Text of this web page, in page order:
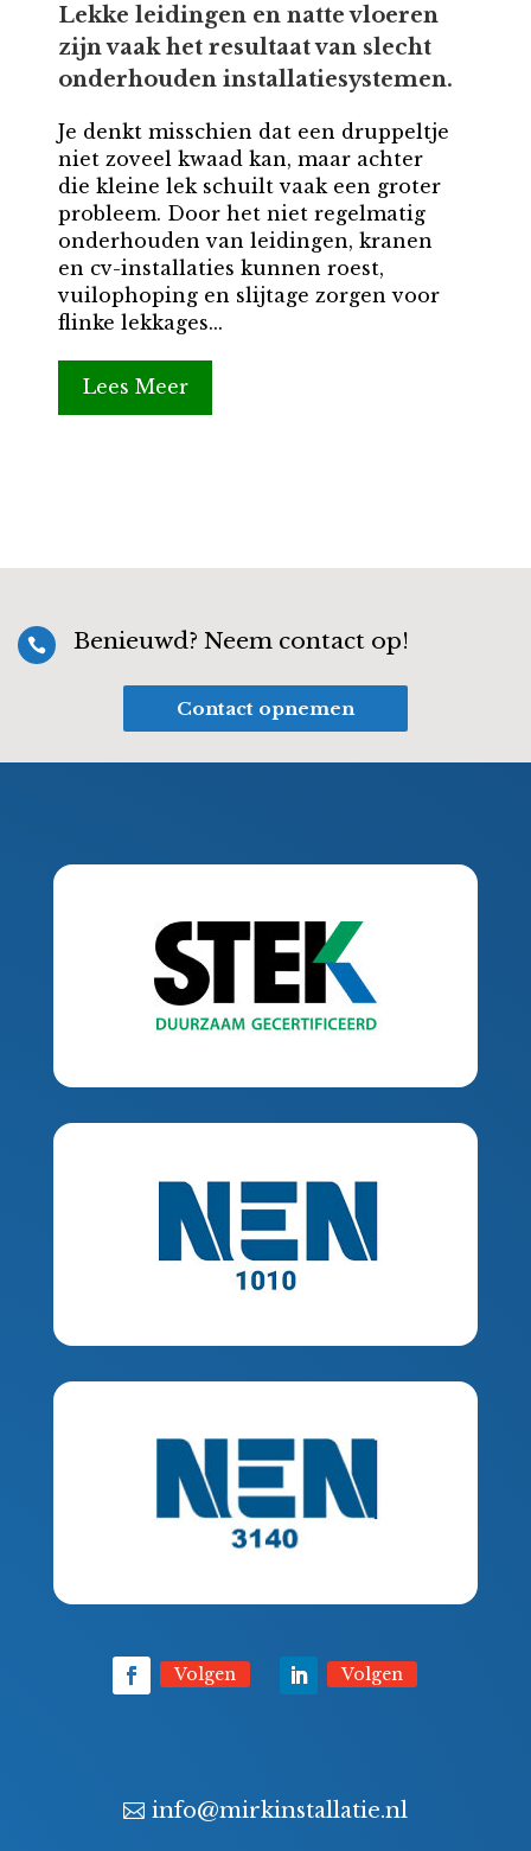
Lekke leidingen en natte vloeren
zijn vaak het resultaat van slecht
onderhouden installatiesystemen.
Je denkt misschien dat een druppeltje
niet zoveel kwaad kan, maar achter
die kleine lek schuilt vaak een groter
probleem. Door het niet regelmatig
onderhouden van leidingen, kranen
en cv-installaties kunnen roest,
vuilophoping en slijtage zorgen voor
flinke lekkages...
Lees Meer
 Benieuwd? Neem contact op!
Contact opnemen
Volgen Volgen
info@mirkinstallatie.nl